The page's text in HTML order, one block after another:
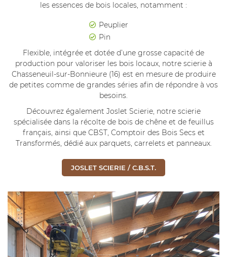
les essences de bois locales, notamment :
Peuplier
Pin
Flexible, intégrée et dotée d’une grosse capacité de
production pour valoriser les bois locaux, notre scierie à
Chasseneuil-sur-Bonnieure (16) est en mesure de produire
de petites comme de grandes séries afin de répondre à vos
besoins.
Découvrez également Joslet Scierie, notre scierie
spécialisée dans la récolte de bois de chêne et de feuillus
français, ainsi que CBST, Comptoir des Bois Secs et
Transformés, dédié aux parquets, carrelets et panneaux.
JOSLET SCIERIE / C.B.S.T.